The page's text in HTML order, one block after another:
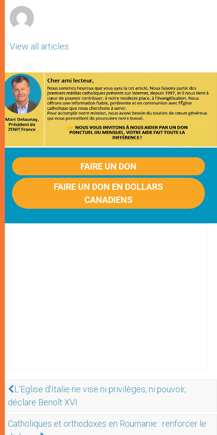
View all articles
FAIRE UN DON
FAIRE UN DON EN DOLLARS
CANADIENS
L’Eglise d’Italie ne vise ni privilèges, ni pouvoir,
déclare Benoît XVI
Catholiques et orthodoxes en Roumanie : renforcer le